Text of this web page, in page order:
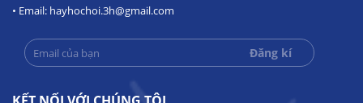
• Email: hayhochoi.3h@gmail.com